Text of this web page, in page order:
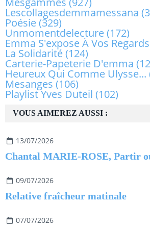
VOUS AIMEREZ AUSSI :
13/07/2026
09/07/2026
Relative fraîcheur matinale
07/07/2026
Lescollagesdemmamessana
Poésie(329)
Unmomentdelecture(172)
Emma S'expose À Vos Regards
La Solidarité(124)
Carterie-Papeterie D'emma
Heureux Qui Comme Ulysse...
Mesanges (106)
Playlist Yves Duteil (102)